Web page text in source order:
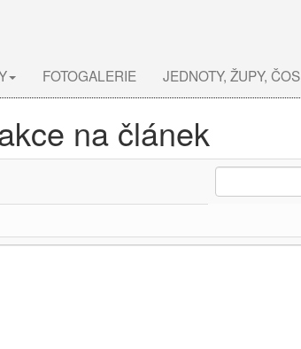
FOTOGALERIE JEDNOTY, ŽUPY, ČOS
na článek